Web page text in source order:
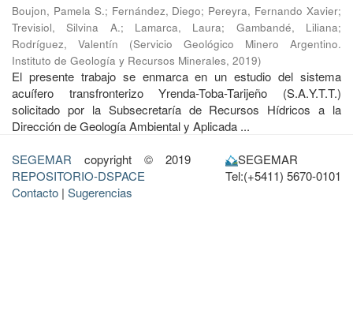
Boujon, Pamela S.; Fernández, Diego; Pereyra, Fernando Xavier;
Trevisiol, Silvina A.; Lamarca, Laura; Gambandé, Liliana;
Rodríguez, Valentín
(Servicio Geológico Minero Argentino.
Instituto de Geología y Recursos Minerales, 2019)
El presente trabajo se enmarca en un estudio del sistema
acuífero transfronterizo Yrenda-Toba-Tarijeño (S.A.Y.T.T.)
solicitado por la Subsecretaría de Recursos Hídricos a la
Dirección de Geología Ambiental y Aplicada ...
SEGEMAR copyright © 2019
REPOSITORIO-DSPACE
Contacto | Sugerencias
SEGEMAR
Tel:(+5411) 5670-0101